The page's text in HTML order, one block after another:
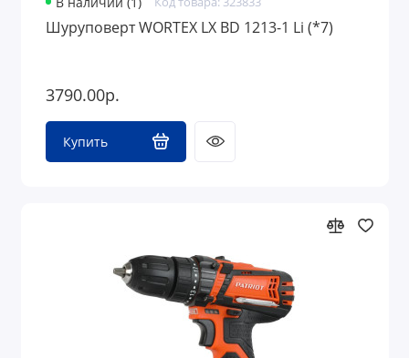
Шуруповерт WORTEX LX BD 1213-1 Li (*7)
3790.00р.
Купить